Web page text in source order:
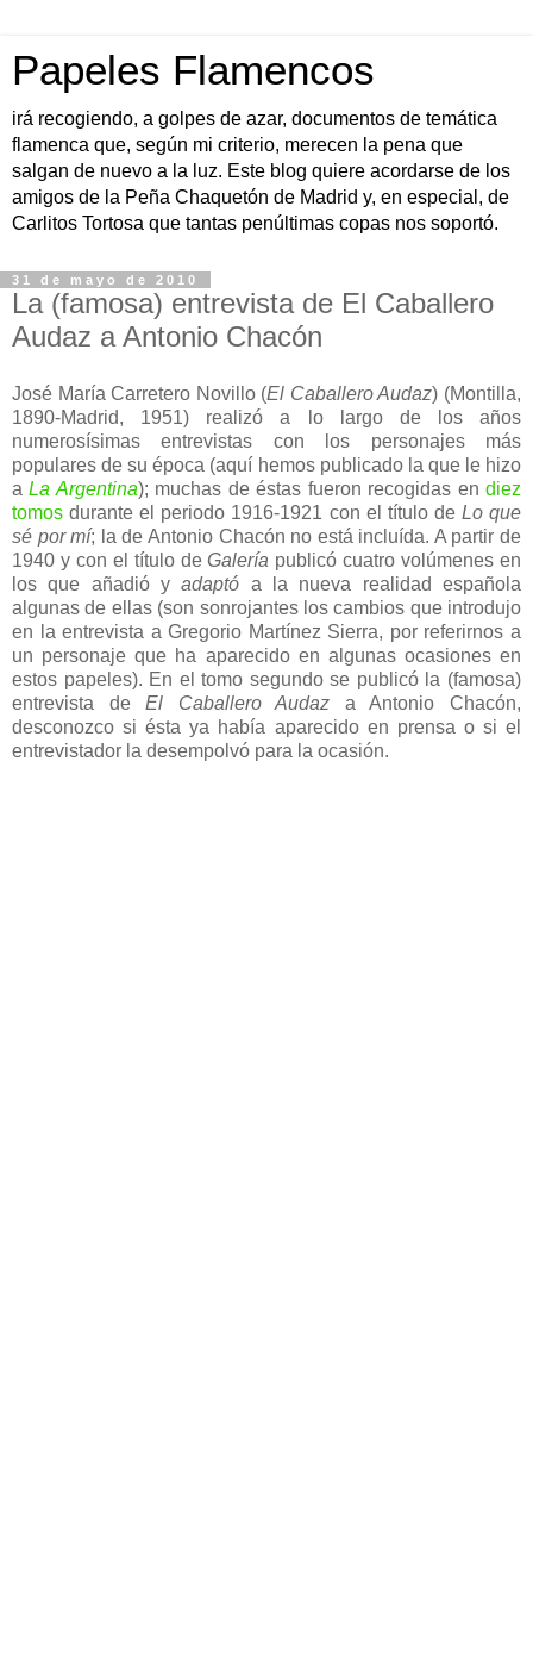
Papeles Flamencos
irá recogiendo, a golpes de azar, documentos de temática
flamenca que, según mi criterio, merecen la pena que
salgan de nuevo a la luz. Este blog quiere acordarse de los
amigos de la Peña Chaquetón de Madrid y, en especial, de
Carlitos Tortosa que tantas penúltimas copas nos soportó.
31 de mayo de 2010
La (famosa) entrevista de El Caballero
Audaz a Antonio Chacón
José María Carretero Novillo (El Caballero Audaz) (Montilla,
1890-Madrid, 1951) realizó a lo largo de los años
numerosísimas entrevistas con los personajes más
populares de su época (aquí hemos publicado la que le hizo
aLa Argentina); muchas de éstas fueron recogidas endiez
tomos durante el periodo 1916-1921 con el título de Lo que
sé por mí; la de Antonio Chacón no está incluída. A partir de
1940 y con el título deGalería publicó cuatro volúmenes en
los que añadió yadaptó a la nueva realidad española
algunas de ellas (son sonrojantes los cambios que introdujo
en la entrevista a Gregorio Martínez Sierra, por referirnos a
un personaje que ha aparecido en algunas ocasiones en
estos papeles). En el tomo segundo se publicó la (famosa)
entrevista deEl Caballero Audaz a Antonio Chacón,
desconozco si ésta ya había aparecido en prensa o si el
entrevistador la desempolvó para la ocasión.